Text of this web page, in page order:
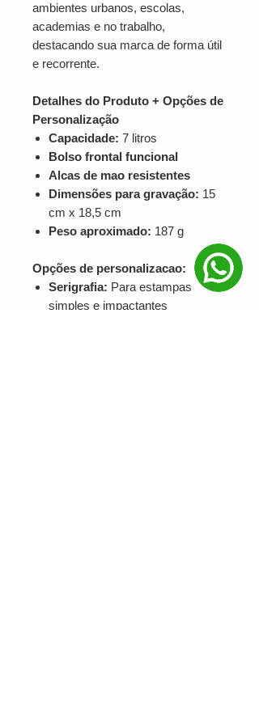
ambientes urbanos, escolas,
academias e no trabalho,
destacando sua marca de forma útil
e recorrente.
Detalhes do Produto + Opções de
Personalização
Capacidade: 7 litros
Bolso frontal funcional
Alcas de mao resistentes
Dimensões para gravação: 15
cm x 18,5 cm
Peso aproximado: 187 g
Opções de personalizacao:
Serigrafia: Para estampas
simples e impactantes